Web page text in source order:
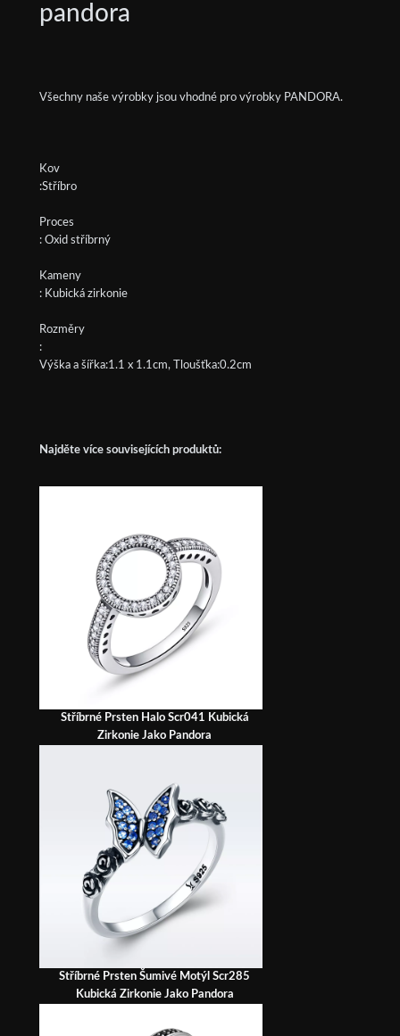
pandora
Všechny naše výrobky jsou vhodné pro výrobky PANDORA.
Kov
:Stříbro
Proces
: Oxid stříbrný
Kameny
: Kubická zirkonie
Rozměry
:
Výška a šířka:1.1 x 1.1cm, Tloušťka:0.2cm
Najděte více souvisejících produktů:
Stříbrné Prsten Halo Scr041 Kubická
Zirkonie Jako Pandora
Stříbrné Prsten Šumivé Motýl Scr285
Kubická Zirkonie Jako Pandora